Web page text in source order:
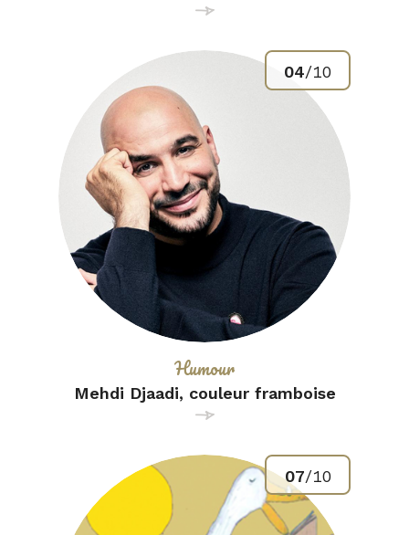
Mehdi Djaadi, couleur framboise
Catégorie :
Humour
04/10
07/10